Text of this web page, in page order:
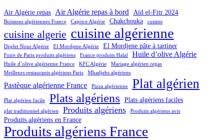
Air Algérie repas Air Algérie repas à bord Aïd el-Fitr 2024
Boissons algériennes France Caprice Algérie Chakchouka cuisine
cuisine algerie cuisine algérienne
Deglet Nour Algérie El Mordjene Algérie El Mordjene pâte à tartiner
Foire de Paris produits algériens France produits Halal Huile d’olive Algérie
Huile d’olive algérienne France KFC Algérie
Mariage algérien repas
Meilleurs restaurants algériens Paris
Mhadjebs algériens
Pastèque algérienne France Pizza algérienne Plat algérien
Plat algérien facile Plats algériens Plats algériens faciles
plat traditionnel algérien Produits algériens Produits algériens avis
Produits algériens en France
Produits algériens France